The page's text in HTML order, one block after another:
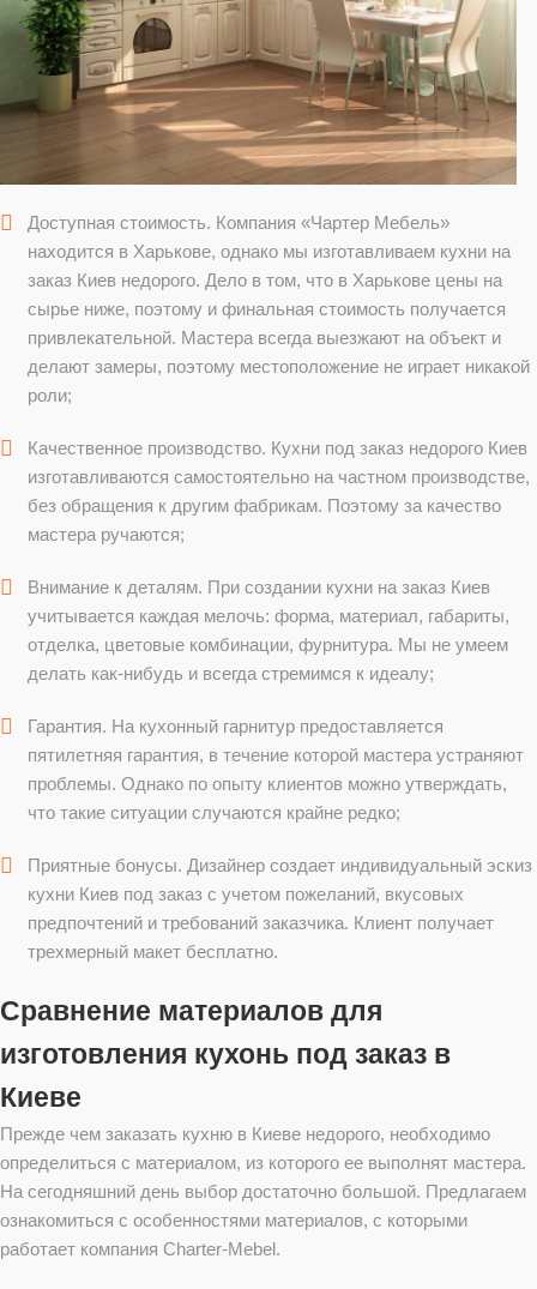
Доступная стоимость. Компания «Чартер Мебель»
находится в Харькове, однако мы изготавливаем кухни на
заказ Киев недорого. Дело в том, что в Харькове цены на
сырье ниже, поэтому и финальная стоимость получается
привлекательной. Мастера всегда выезжают на объект и
делают замеры, поэтому местоположение не играет никакой
роли;
Качественное производство. Кухни под заказ недорого Киев
изготавливаются самостоятельно на частном производстве,
без обращения к другим фабрикам. Поэтому за качество
мастера ручаются;
Внимание к деталям. При создании кухни на заказ Киев
учитывается каждая мелочь: форма, материал, габариты,
отделка, цветовые комбинации, фурнитура. Мы не умеем
делать как-нибудь и всегда стремимся к идеалу;
Гарантия. На кухонный гарнитур предоставляется
пятилетняя гарантия, в течение которой мастера устраняют
проблемы. Однако по опыту клиентов можно утверждать,
что такие ситуации случаются крайне редко;
Приятные бонусы. Дизайнер создает индивидуальный эскиз
кухни Киев под заказ с учетом пожеланий, вкусовых
предпочтений и требований заказчика. Клиент получает
трехмерный макет бесплатно.
Сравнение материалов для
изготовления кухонь под заказ в
Киеве
Прежде чем заказать кухню в Киеве недорого, необходимо
определиться с материалом, из которого ее выполнят мастера.
На сегодняшний день выбор достаточно большой. Предлагаем
ознакомиться с особенностями материалов, с которыми
работает компания Charter-Mebel.